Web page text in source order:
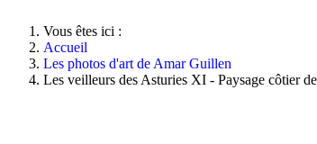
Vous êtes ici :
Accueil
Les photos d'art de Amar Guillen
Les veilleurs des Asturies XI - Paysage côtier